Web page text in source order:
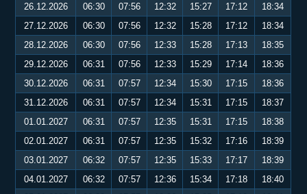
26.12.2026
06:30 07:56 12:32 15:27 17:12
18:34
27.12.2026
06:30 07:56 12:32 15:28 17:12
18:34
28.12.2026
06:30 07:56 12:33 15:28 17:13
18:35
29.12.2026
06:31 07:56 12:33 15:29 17:14
18:36
30.12.2026
06:31 07:57 12:34 15:30 17:15
18:36
31.12.2026
06:31 07:57 12:34 15:31 17:15
18:37
01.01.2027
06:31 07:57 12:35 15:31 17:15
18:38
02.01.2027
06:31 07:57 12:35 15:32 17:16
18:39
03.01.2027
06:32 07:57 12:35 15:33 17:17
18:39
04.01.2027
06:32 07:57 12:36 15:34 17:18
18:40